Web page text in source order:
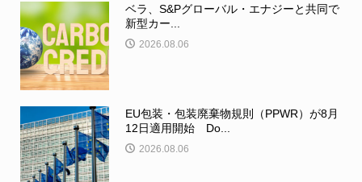
ベラ、S&Pグローバル・エナジーと共同で
新型カー...
2026.08.06
EU包装・包装廃棄物規則（PPWR）が8月
12日適用開始 Do...
2026.08.06